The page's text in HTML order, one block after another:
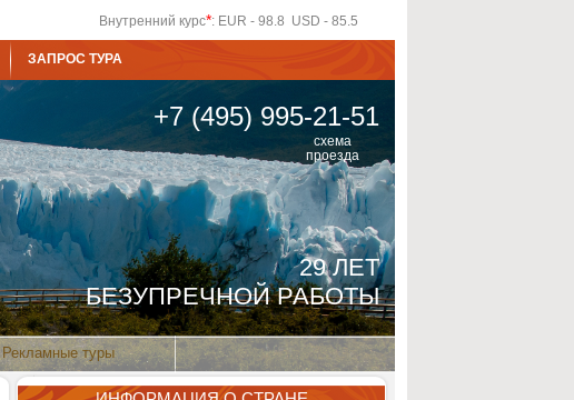
Внутренний курс*: EUR - 98.8 USD - 85.5
ЗАПРОС ТУРА
+7 (495) 995-21-51
схема
проезда
Рекламные туры
29 ЛЕТ
БЕЗУПРЕЧНОЙ РАБОТЫ